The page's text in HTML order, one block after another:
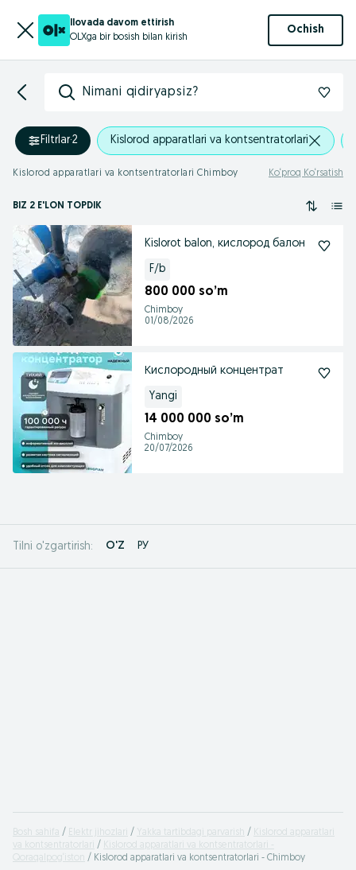
Ilovada davom ettirish
OLXga bir bosish bilan kirish
Ochish
Nimani qidiryapsiz?
Filtrlar·2 Kislorod apparatlari va kontsentratorlari
Kislorod apparatlari va kontsentratorlari Chimboy Ko‘proq Ko‘rsatish
BIZ 2 E'LON TOPDIK
Kislorot balon, кислород балон
F/b
800 000 so’m
Chimboy
01/08/2026
Кислородный концентрат
Yangi
14 000 000 so’m
Chimboy
20/07/2026
Tilni o'zgartirish: O'Z РУ
Bosh sahifa Elektr jihozlari Yakka tartibdagi parvarish
Kislorod apparatlari
va kontsentratorlari
Kislorod apparatlari va kontsentratorlari -
Qoraqalpog‘iston
Kislorod apparatlari va kontsentratorlari - Chimboy